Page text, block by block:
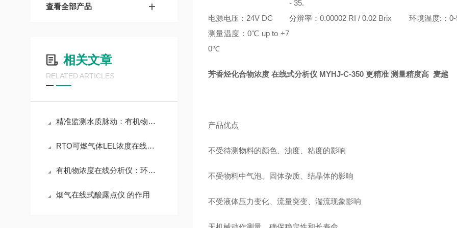
查看全部产品
相关文章
RELATED ARTICLES
精准监测水质脉动：有机物浓度在线分析仪的应用与价值
RTO可燃气体LEL浓度在线分析仪 FTA技术
有机物浓度在线分析仪：环境监测的精准卫士
烟气在线式酸露点仪 的作用
- 35.
电源电压：24V DC
分辨率：0.00002 RI / 0.02 Brix
环境温度:：
测量温度：0℃ up to +7
0℃
芳香烃化合物浓度 在线式分析仪 MYHJ-C-350 更精准 测量精度高 麦越
产品优点
不受待测物料的颜色、浊度、粘度的影响
不受物料中气泡、固体杂质、结晶体的影响
不受液体压力变化、流量突变、湍流现象影响